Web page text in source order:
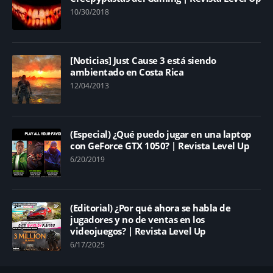
10/30/2018
[Noticias] Just Cause 3 está siendo
ambientado en Costa Rica
12/04/2013
(Especial) ¿Qué puedo jugar en una laptop
con GeForce GTX 1050? | Revista Level Up
6/20/2019
(Editorial) ¿Por qué ahora se habla de
jugadores y no de ventas en los
videojuegos? | Revista Level Up
6/17/2025